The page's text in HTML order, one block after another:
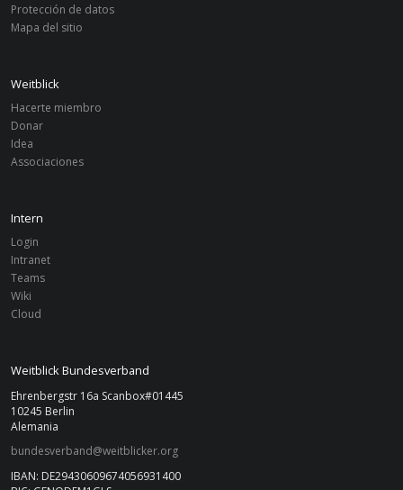
Protección de datos
Mapa del sitio
Weitblick
Hacerte miembro
Donar
Idea
Associaciones
Intern
Login
Intranet
Teams
Wiki
Cloud
Weitblick Bundesverband
Ehrenbergstr 16a Scanbox#01445
10245 Berlin
Alemania
bundesverband@weitblicker.org
IBAN: DE29430609674056931400